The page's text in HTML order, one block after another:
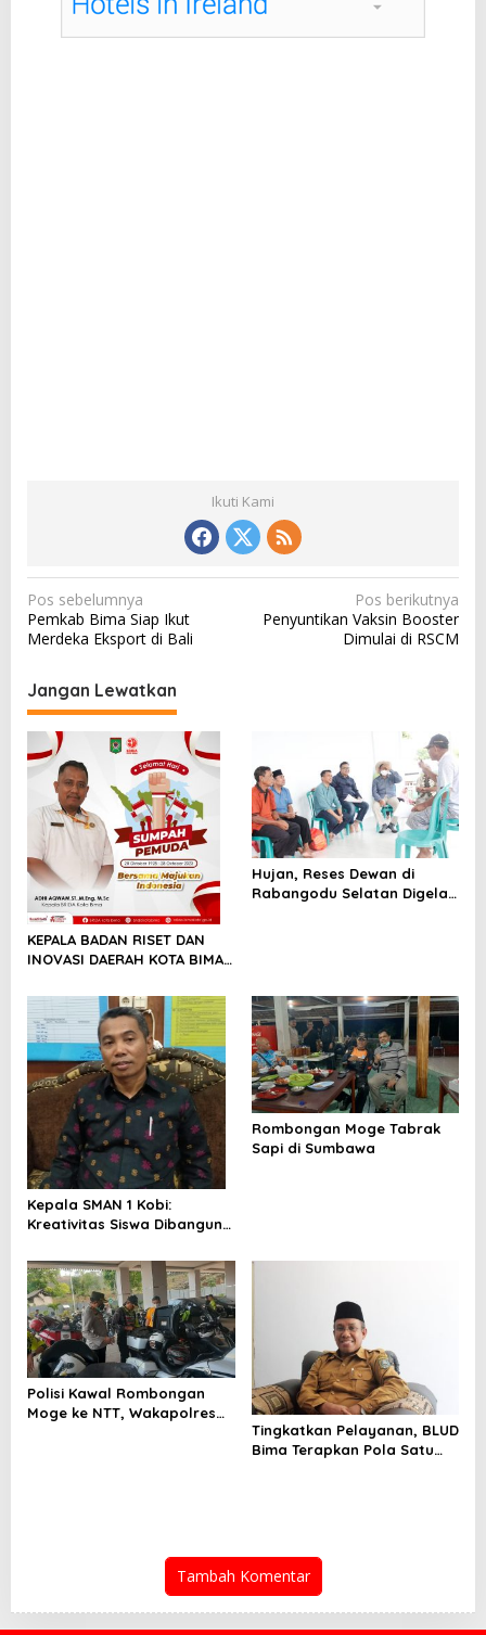
Ikuti Kami
N
a
i
g
a
s
p
o
s
Pos sebelumnya
Pemkab Bima Siap Ikut
Merdeka Eksport di Bali
Pos berikutnya
Penyuntikan Vaksin Booster
Dimulai di RSCM
Jangan Lewatkan
KEPALA BADAN RISET DAN
INOVASI DAERAH KOTA BIMA
HARI SUMPAH PEMUDA
Hujan, Reses Dewan di
Rabangodu Selatan Digelar
Kepala SMAN 1 Kobi:
Kreativitas Siswa Dibangun
Rombongan Moge Tabrak
Sapi di Sumbawa
Polisi Kawal Rombongan
Moge ke NTT, Wakapolres
Tingkatkan Pelayanan, BLUD
Bima Terapkan Pola Satu
Tambah Komentar